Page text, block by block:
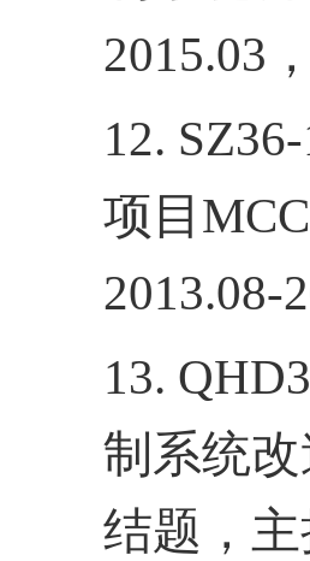
2015.03
12. SZ36
项目 MCC
2013.08-
13.
制系统
结题，主